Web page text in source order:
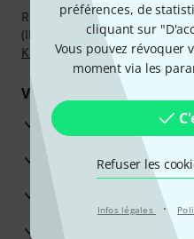
préférences, de
cliquant sur
Vous pouvez révoquer
moment via les
Refuser les
Infos légales ·
Réglez de manière sûre et
(IBAN/BIC), PayPal, Amazon
Klarna Payer en 3 foisou
Vos avantages
Ga­ran­tie Thomann 3 ans
Garantie 30 jours
Service de réparation
Conseils d'experts en la